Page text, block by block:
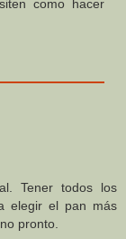
como hacer
Tener todos los
elegir el pan más
pronto.